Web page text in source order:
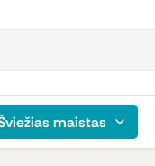
maistas